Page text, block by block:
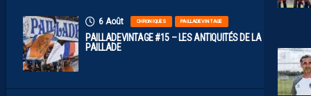
6 Août CHRONIQUES PAILLADEVINTAGE
PAILLADEVINTAGE #15 – LES ANTIQUITÉS DE LA
PAILLADE